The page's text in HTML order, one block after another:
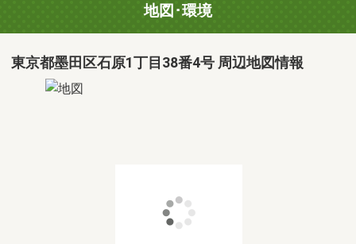
地図･環境
東京都墨田区石原1丁目38番4号 周辺地図情報